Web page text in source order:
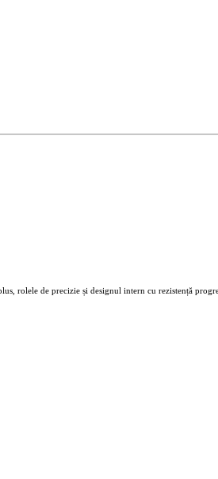
rolele de precizie și designul intern cu rezistență